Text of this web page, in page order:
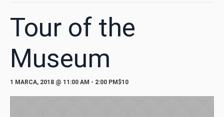
Tour of the
Museum
1 MARCA, 2018 @ 11:00 AM - 2:00 PM $10